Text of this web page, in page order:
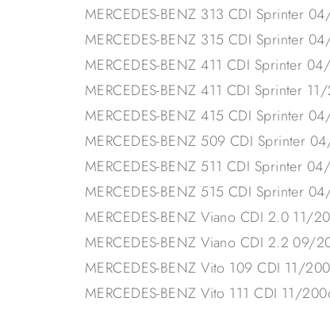
MERCEDES-BENZ 313 CDI Sprinter
MERCEDES-BENZ 315 CDI Sprinter
MERCEDES-BENZ 411 CDI Sprinter
MERCEDES-BENZ 411 CDI Sprinter
MERCEDES-BENZ 415 CDI Sprinter
MERCEDES-BENZ 509 CDI
MERCEDES-BENZ 511 CDI Sprinter
MERCEDES-BENZ 515 CDI Sprinter
MERCEDES-BENZ Viano CDI 2.0
MERCEDES-BENZ Viano CDI 2.2
MERCEDES-BENZ Vito 109 CDI 11/
MERCEDES-BENZ Vito 111 CDI 11/